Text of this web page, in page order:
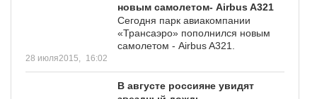
новым самолетом- Airbus A321
Сегодня парк авиакомпании
«Трансаэро» пополнился новым
самолетом - Airbus A321.
28 июля2015, 16:02
В августе россияне увидят